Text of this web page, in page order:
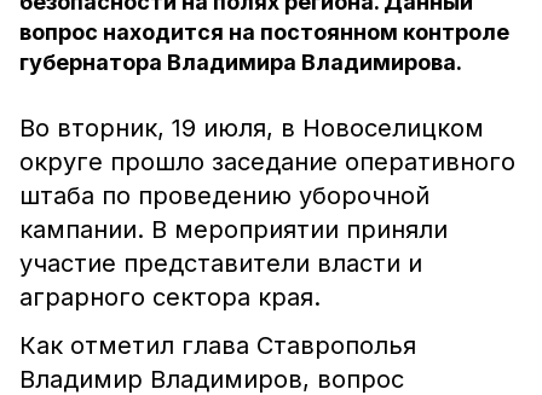
вопрос находится на постоянном контроле
губернатора Владимира Владимирова.
Во вторник, 19 июля, в Новоселицком
округе прошло заседание оперативного
штаба по проведению уборочной
кампании. В мероприятии приняли
участие представители власти и
аграрного сектора края.
Как отметил глава Ставрополья
Владимир Владимиров, вопрос